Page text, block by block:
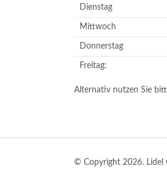
Dienstag
Mittwoch
Donnerstag
Freitag:
Alternativ nutzen Sie
© Copyright 2026. Lidel